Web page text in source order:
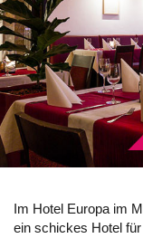
Im Hotel Europa im
ein schickes Hotel